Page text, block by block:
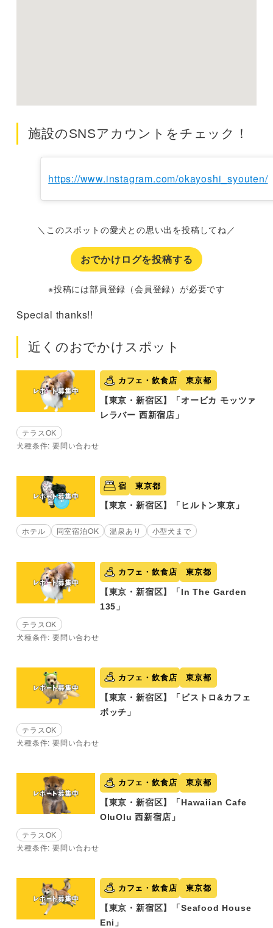
施設のSNSアカウントをチェック！
https://www.instagram.com/okayoshi_syouten/
＼このスポットの愛犬との思い出を投稿してね／
おでかけログを投稿する
※投稿には部員登録（会員登録）が必要です
Special thanks!!
近くのおでかけスポット
カフェ・飲食店 東京都
【東京・新宿区】「オービカ モッツァ
レラバー 西新宿店」
テラスOK
犬種条件: 要問い合わせ
宿 東京都
【東京・新宿区】「ヒルトン東京」
ホテル 同室宿泊OK 温泉あり 小型犬まで
カフェ・飲食店 東京都
【東京・新宿区】「In The Garden
135」
テラスOK
犬種条件: 要問い合わせ
カフェ・飲食店 東京都
【東京・新宿区】「ビストロ&カフェ
ボッチ」
テラスOK
犬種条件: 要問い合わせ
カフェ・飲食店 東京都
【東京・新宿区】「Hawaiian Cafe
OluOlu 西新宿店」
テラスOK
犬種条件: 要問い合わせ
カフェ・飲食店 東京都
【東京・新宿区】「Seafood House
Eni」